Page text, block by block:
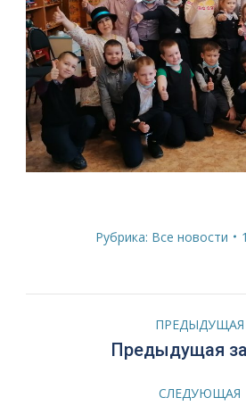
Рубрика: Все новости
НавигацияПРЕДЫДУЩАЯ
Предыдущая
СЛЕДУЮЩАЯ